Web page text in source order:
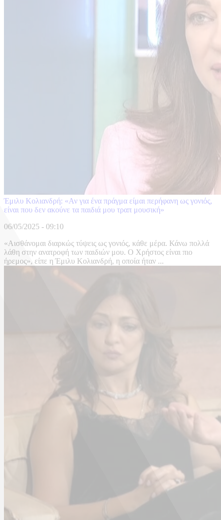
Έμιλυ Κολιανδρή: «Αν για ένα πράγμα είμαι περήφανη ως γονιός,
είναι που δεν ακούνε τα παιδιά μου τραπ μουσική»
06/05/2025 - 09:10
«Αισθάνομαι διαρκώς τύψεις ως γονιός, κάθε μέρα. Κάνω πολλά
λάθη στην ανατροφή των παιδιών μου. Ο Χρήστος είναι πιο
ήρεμος», είπε η Έμιλυ Κολιανδρή, η οποία ήταν ...